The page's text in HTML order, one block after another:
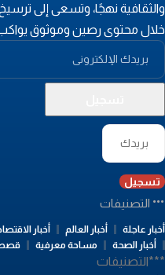
نهجًا، وتسعى إلى
محتوى رصين وموثوق يواكب
تسجيل
التصنيفات
عاجلة أخبار العالم أخبار الاقتصاد
أخبار الصحة
مساحة معرفية قصص